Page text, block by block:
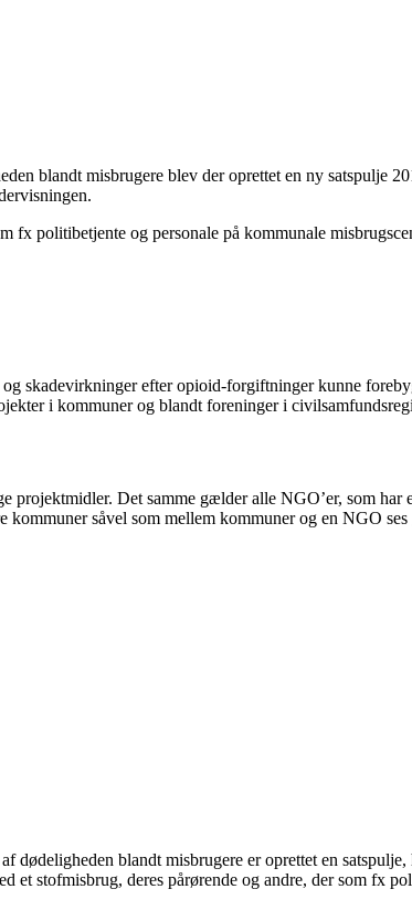
blandt misbrugere blev der oprettet en ny satspulje
politibetjente og personale på kommunale
skadevirkninger efter opioid-forgiftninger kunne
i kommuner og blandt foreninger i
Det samme gælder alle NGO’er, som har
såvel som mellem kommuner og en NGO ses
blandt misbrugere er oprettet en
stofmisbrug, deres pårørende og andre, der som fx